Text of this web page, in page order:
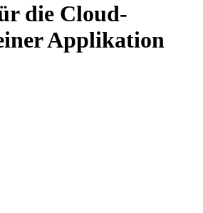
die Cloud-
Applikation